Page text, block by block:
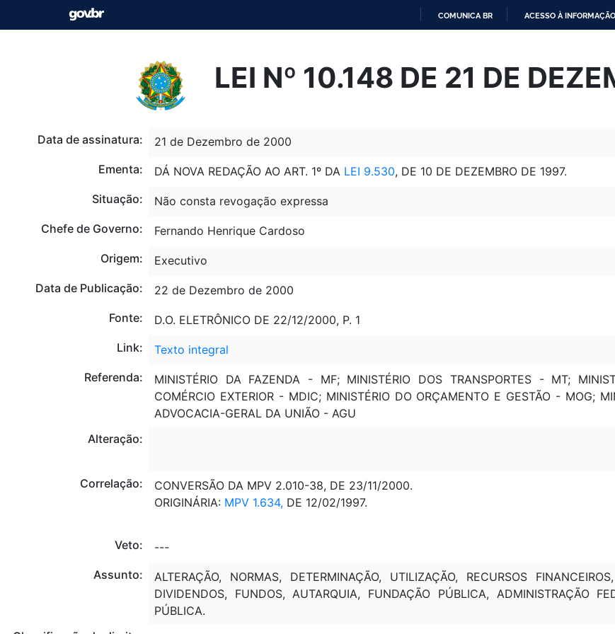
CONTEÚDO
COMUNICA BR ACESSO À INFORMAÇÃO
LEI Nº 10.148 DE 21 DE
Data de assinatura:
21 de Dezembro de 2000
Ementa:
DÁ NOVA REDAÇÃO AO ART. 1º DA LEI 9.530, DE 10 DE DEZEMBRO DE 1997.
Situação:
Não consta revogação expressa
Chefe de Governo:
Fernando Henrique Cardoso
Origem:
Executivo
Data de Publicação:
22 de Dezembro de 2000
Fonte:
D.O. ELETRÔNICO DE 22/12/2000, P. 1
Link:
Texto integral
Referenda:
MINISTÉRIO DA FAZENDA - MF; MINISTÉRIO DOS TRANSPORTES - MT;
COMÉRCIO EXTERIOR - MDIC; MINISTÉRIO DO ORÇAMENTO E GESTÃO - MOG;
ADVOCACIA-GERAL DA UNIÃO - AGU
Alteração:
Correlação:
CONVERSÃO DA MPV 2.010-38, DE 23/11/2000.
ORIGINÁRIA: MPV 1.634,DE 12/02/1997.
Veto:
---
Assunto:
ALTERAÇÃO, NORMAS, DETERMINAÇÃO, UTILIZAÇÃO, RECURSOS
DIVIDENDOS, FUNDOS, AUTARQUIA, FUNDAÇÃO PÚBLICA, ADMINISTRAÇÃO
PÚBLICA.